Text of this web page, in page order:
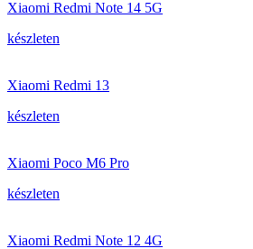
Xiaomi Redmi Note 14 5G
készleten
Xiaomi Redmi 13
készleten
Xiaomi Poco M6 Pro
készleten
Xiaomi Redmi Note 12 4G